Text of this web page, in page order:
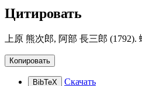
Цитировать
上原 熊次郎, 阿部 長三郎 (1792).
Копировать
BibTeX Скачать